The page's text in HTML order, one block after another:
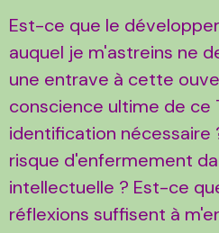
Est-ce que le
auquel je m'astreins ne
une entrave à cette
conscience ultime de
identification nécessaire
risque d'enfermement
intellectuelle ? Est-ce
réflexions suffisent à